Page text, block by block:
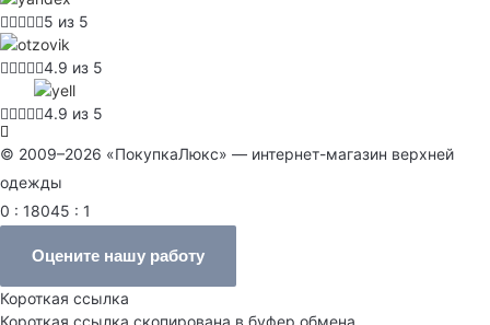
5 из 5
4.9 из 5
4.9 из 5
© 2009–2026 «ПокупкаЛюкс» — интернет-магазин верхней
одежды
0 : 18045 : 1
Оцените нашу работу
Короткая ссылка